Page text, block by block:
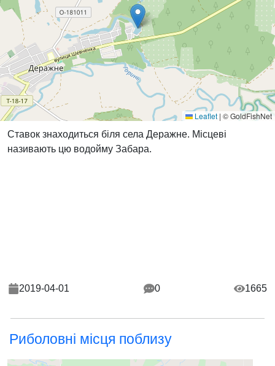
Leaflet | © GoldFishNet
Ставок знаходиться біля села Деражне. Місцеві
називають цю водойму Забара.
2019-04-01 0 1665
Риболовні місця поблизу